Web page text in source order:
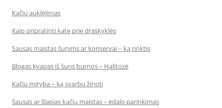
Kačių auklėjimas
Kaip pripratinti katę prie draskyklės
Sausas maistas šunims ar konservai – ką rinktis
Blogas kvapas iš šuns burnos – Halitozė
Kačių mityba – ką svarbu žinoti
Sausas ar šlapias kačių maistas – ėdalo parinkimas